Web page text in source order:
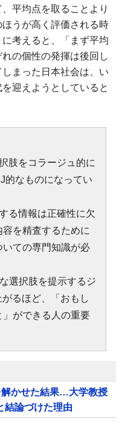
平均点を取ることより
うが高く評価される時
考えると、「まず平均
の個性の発揮は後回し
まった日本社会は、い
迎えようとしていると
肢をコラージュ的に
的なものになってい
る情報は正確性に欠
を精査するために
ての専門知識が必
選択肢を提示するジ
るほど、「おもし
ができる人の重要
かせた結果…大学教授
結論づけた理由